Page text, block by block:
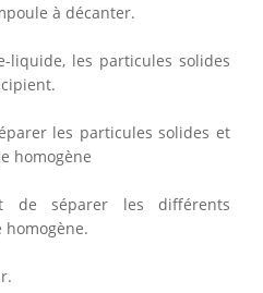
à décanter.
liquide, les particules solides
les particules solides et
homogène
de séparer les différents